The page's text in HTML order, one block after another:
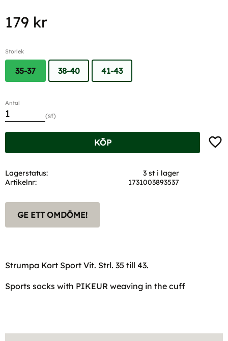
179 kr
Storlek
35-37 38-40 41-43
Antal
st
KÖP
Lagerstatus
3 st i lager
Artikelnr
1731003893537
GE ETT OMDÖME!
Strumpa Kort Sport Vit. Strl. 35 till 43.
Sports socks with PIKEUR weaving in the cuff